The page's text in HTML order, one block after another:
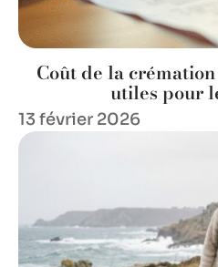
Coût de la
utiles pour
13 février 2026